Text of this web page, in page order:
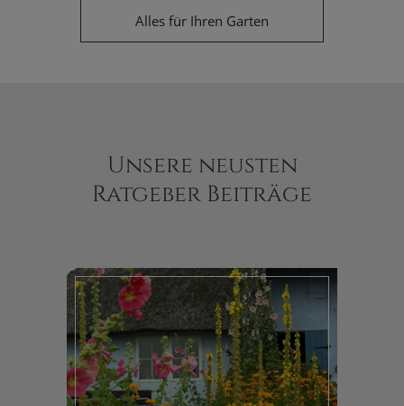
Alles für Ihren Garten
Unsere neusten
Ratgeber Beiträge